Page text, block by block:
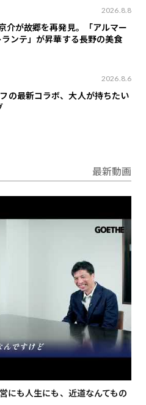
2026.8.8
介が故郷を再発見。「アルマー
ンテ」が昇華する長野の美食
2026.8.6
の最新コラボ、大人が持ちたい
最新動画
にも人生にも、近道なんてもの